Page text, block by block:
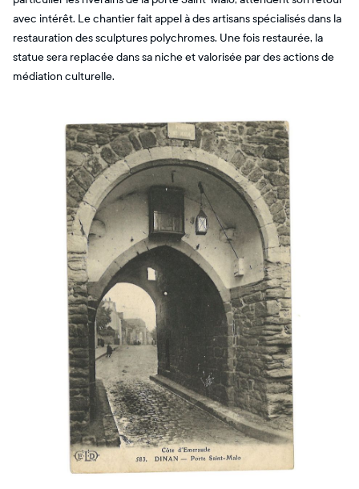
avec intérêt. Le chantier fait appel à des artisans spécialisés dans la
restauration des sculptures polychromes. Une fois restaurée, la
statue sera replacée dans sa niche et valorisée par des actions de
médiation culturelle.